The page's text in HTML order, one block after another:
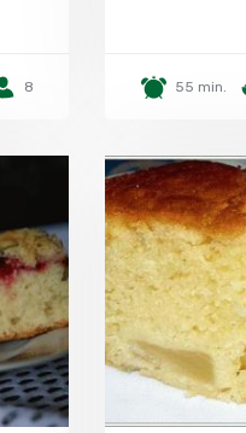
8 55 min.